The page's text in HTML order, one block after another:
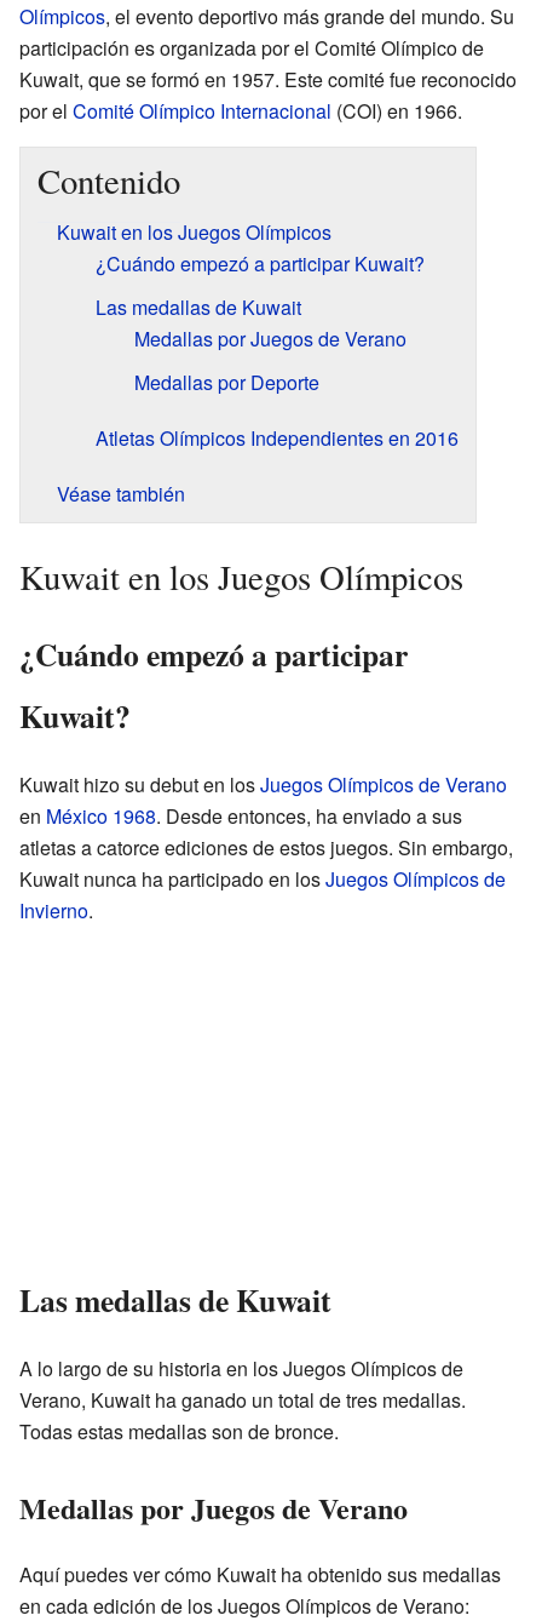
Olímpicos, el evento deportivo más grande del mundo. Su
participación es organizada por el Comité Olímpico de
Kuwait, que se formó en 1957. Este comité fue reconocido
por el Comité Olímpico Internacional (COI) en 1966.
Contenido
Kuwait en los Juegos Olímpicos
¿Cuándo empezó a participar Kuwait?
Las medallas de Kuwait
Medallas por Juegos de Verano
Medallas por Deporte
Atletas Olímpicos Independientes en 2016
Véase también
Kuwait en los Juegos Olímpicos
¿Cuándo empezó a participar
Kuwait?
Kuwait hizo su debut en losJuegos Olímpicos de Verano
en México 1968. Desde entonces, ha enviado a sus
atletas a catorce ediciones de estos juegos. Sin embargo,
Kuwait nunca ha participado en losJuegos Olímpicos de
Invierno.
Las medallas de Kuwait
A lo largo de su historia en los Juegos Olímpicos de
Verano, Kuwait ha ganado un total de tres medallas.
Todas estas medallas son de bronce.
Medallas por Juegos de Verano
Aquí puedes ver cómo Kuwait ha obtenido sus medallas
en cada edición de los Juegos Olímpicos de Verano: